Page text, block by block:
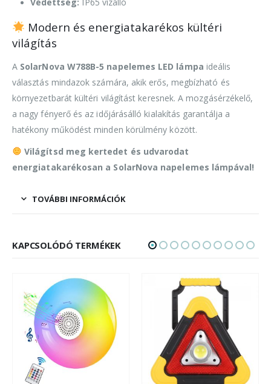
Modern és energiatakarékos kültéri
világítás
A SolarNova W788B-5 napelemes LED lámpa ideális
választás mindazok számára, akik erős, megbízható és
környezetbarát kültéri világítást keresnek. A mozgásérzékelő,
a nagy fényerő és az időjárásálló kialakítás garantálja a
hatékony működést minden körülmény között.
Világítsd meg kertedet és udvarodat
energiatakarékosan a SolarNova napelemes lámpával!
TOVÁBBI INFORMÁCIÓK
KAPCSOLÓDÓ TERMÉKEK